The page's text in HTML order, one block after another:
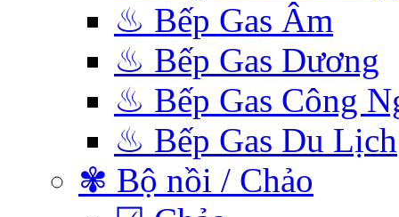
♨ Bếp Gas Âm
♨ Bếp Gas Dương
♨ Bếp Gas Công
♨ Bếp Gas Du Lịch
✾ Bộ nồi / Chảo